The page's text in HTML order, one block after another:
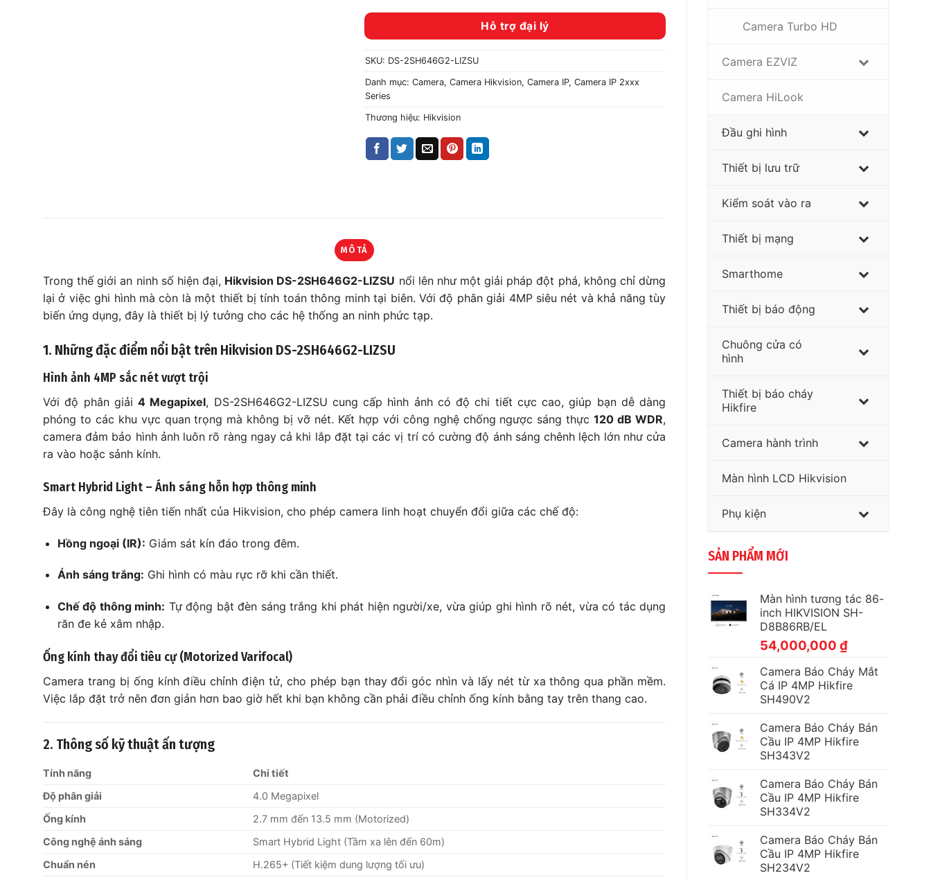
Camera Turbo HD
Camera EZVIZ
Camera HiLook
Đầu ghi hình
Thiết bị lưu trữ
Kiểm soát vào ra
Thiết bị mạng
Smarthome
Thiết bị báo động
Chuông cửa có
hình
Thiết bị báo cháy
Hikfire
Camera hành trình
Màn hình LCD Hikvision
Phụ kiện
SẢN PHẨM MỚI
Màn hình tương tác 86-
inch HIKVISION SH-
D8B86RB/EL
54,000,000 ₫
Camera Báo Cháy Mắt
Cá IP 4MP Hikfire
SH490V2
Camera Báo Cháy Bán
Cầu IP 4MP Hikfire
SH343V2
Camera Báo Cháy Bán
Cầu IP 4MP Hikfire
SH334V2
Camera Báo Cháy Bán
Cầu IP 4MP Hikfire
SH234V2
Hỗ trợ đại lý
SKU: DS-2SH646G2-LIZSU
Danh mục: Camera, Camera Hikvision, Camera IP, Camera IP 2xxx
Series
Thương hiệu: Hikvision
MÔ TẢ
Trong thế giới an ninh số hiện đại, Hikvision DS-2SH646G2-LIZSU nổi lên như một giải pháp đột phá, không chỉ dừng
lại ở việc ghi hình mà còn là một thiết bị tính toán thông minh tại biên. Với độ phân giải 4MP siêu nét và khả năng tùy
biến ứng dụng, đây là thiết bị lý tưởng cho các hệ thống an ninh phức tạp.
1. Những đặc điểm nổi bật trên Hikvision DS-2SH646G2-LIZSU
Hình ảnh 4MP sắc nét vượt trội
Với độ phân giải 4 Megapixel, DS-2SH646G2-LIZSU cung cấp hình ảnh có độ chi tiết cực cao, giúp bạn dễ dàng
phóng to các khu vực quan trọng mà không bị vỡ nét. Kết hợp với công nghệ chống ngược sáng thực120 dB WDR,
camera đảm bảo hình ảnh luôn rõ ràng ngay cả khi lắp đặt tại các vị trí có cường độ ánh sáng chênh lệch lớn như cửa
ra vào hoặc sảnh kính.
Smart Hybrid Light – Ánh sáng hỗn hợp thông minh
Đây là công nghệ tiên tiến nhất của Hikvision, cho phép camera linh hoạt chuyển đổi giữa các chế độ:
Hồng ngoại (IR): Giám sát kín đáo trong đêm.
Ánh sáng trắng: Ghi hình có màu rực rỡ khi cần thiết.
Chế độ thông minh: Tự động bật đèn sáng trắng khi phát hiện người/xe, vừa giúp ghi hình rõ nét, vừa có tác dụng
răn đe kẻ xâm nhập.
Ống kính thay đổi tiêu cự (Motorized Varifocal)
Camera trang bị ống kính điều chỉnh điện tử, cho phép bạn thay đổi góc nhìn và lấy nét từ xa thông qua phần mềm.
Việc lắp đặt trở nên đơn giản hơn bao giờ hết khi bạn không cần phải điều chỉnh ống kính bằng tay trên thang cao.
2. Thông số kỹ thuật ấn tượng
Tính năng
Chi tiết
Độ phân giải
4.0 Megapixel
Ống kính
2.7 mm đến 13.5 mm (Motorized)
Công nghệ ánh sáng
Smart Hybrid Light (Tầm xa lên đến 60m)
Chuẩn nén
H.265+ (Tiết kiệm dung lượng tối ưu)